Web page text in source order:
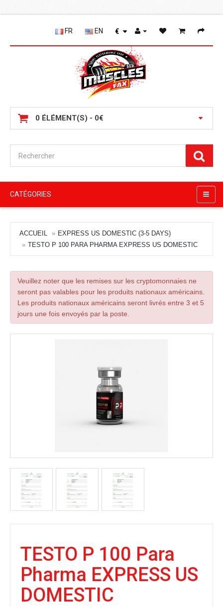
FR EN €
0 ÉLÉMENT(S) - 0€
CATÉGORIES
ACCUEIL
EXPRESS US DOMESTIC (3-5 DAYS)
TESTO P 100 PARA PHARMA EXPRESS US DOMESTIC
Veuillez noter que les remises sur les cryptomonnaies ne
seront pas valables pour les produits nationaux américains.
Les produits nationaux américains seront livrés entre 3 et 5
jours une fois envoyés par la poste.
TESTO P 100 Para
Pharma EXPRESS US
DOMESTIC